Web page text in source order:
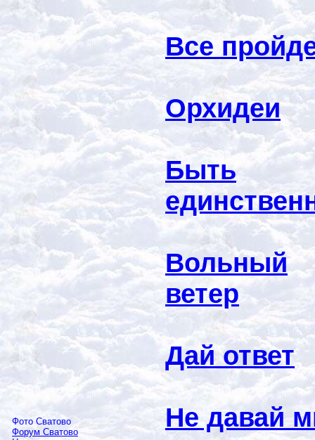
Фото Сватово
Форум Сватово
Все
Орхидеи
Быть
Вольный
ветер
Дай ответ
Не давай